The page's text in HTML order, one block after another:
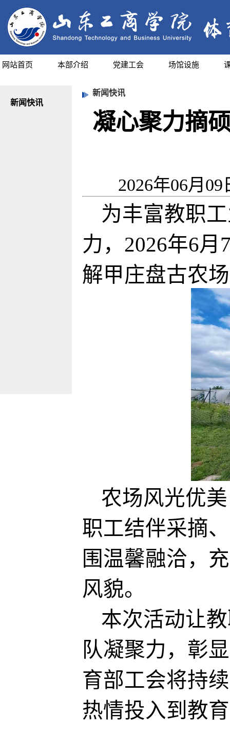
网站首页 本部介绍 党建工会 场馆设施
新闻快讯
新闻快讯
凝心聚力摘
2026年06月
为丰富教职
力， 2026年6
解甲庄盘古农
农场风光优
职工结伴采摘
围温馨融洽，
风貌。
本次活动让
队凝聚力，彰
育部工会将持
热情投入到教